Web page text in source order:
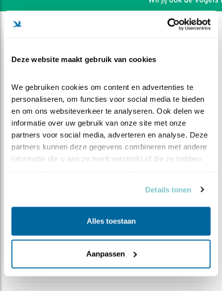
Deze website maakt gebruik van cookies
We gebruiken cookies om content en advertenties te
personaliseren, om functies voor social media te bieden
en om ons websiteverkeer te analyseren. Ook delen we
informatie over uw gebruik van onze site met onze
partners voor social media, adverteren en analyse. Deze
partners kunnen deze gegevens combineren met andere
informatie die u aan ze heeft verstrekt of die ze hebben
Details tonen
Alles toestaan
Aanpassen
Onderweg naar iets moois
Geert | Geplaatst op 14 maart 2022, 19:28 |
leuk| Bewaar dit filmpje|
489x
Roepen, piepen, snurken, graven, knuffelen en iets
buiten beeld moeten wel tot iets moois leiden.